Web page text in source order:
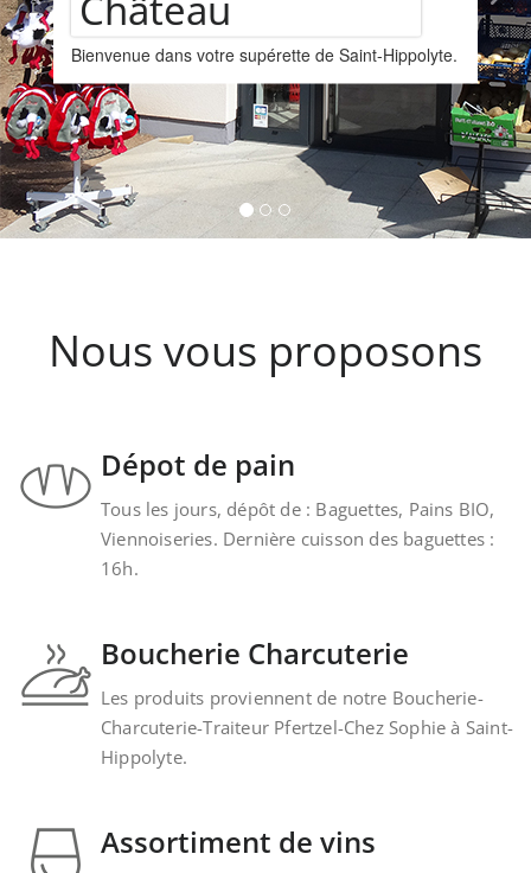
Assortiment de
vins
Nous vous proposons un assortiments de
provenant de la cave Les Faîtières à
Kintzheim-St-Hippolyte.
Nous vous proposons
Dépot de pain
Tous les jours, dépôt de : Baguettes, Pains BIO,
Viennoiseries. Dernière cuisson des baguettes :
16h.
Boucherie Charcuterie
Les produits proviennent de notre Boucherie-
Charcuterie-Traiteur Pfertzel-Chez Sophie à Saint-
Hippolyte.
Assortiment de vins